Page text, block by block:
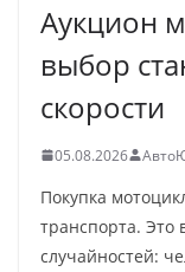
Аукцион
выбор
скорости
05.08.2026
Покупка
транспорта. Это
случайностей: